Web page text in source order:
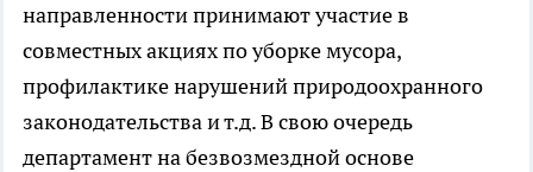
направленности принимают участие в
совместных акциях по уборке мусора,
профилактике нарушений природоохранного
законодательства и т.д. В свою очередь
департамент на безвозмездной основе